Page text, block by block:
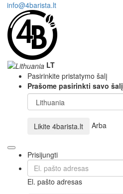
info@4barista.lt
LT
Pasirinkite pristatymo šalį
Prašome pasirinkti savo šalį
Likite 4barista.lt Arba
Prisijungti
El. pašto adresas